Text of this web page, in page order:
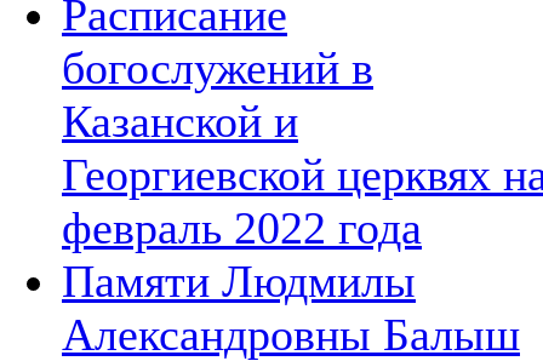
Расписание
богослужений в
Казанской и
Георгиевской церквях
февраль 2022 года
Памяти Людмилы
Александровны Балыш